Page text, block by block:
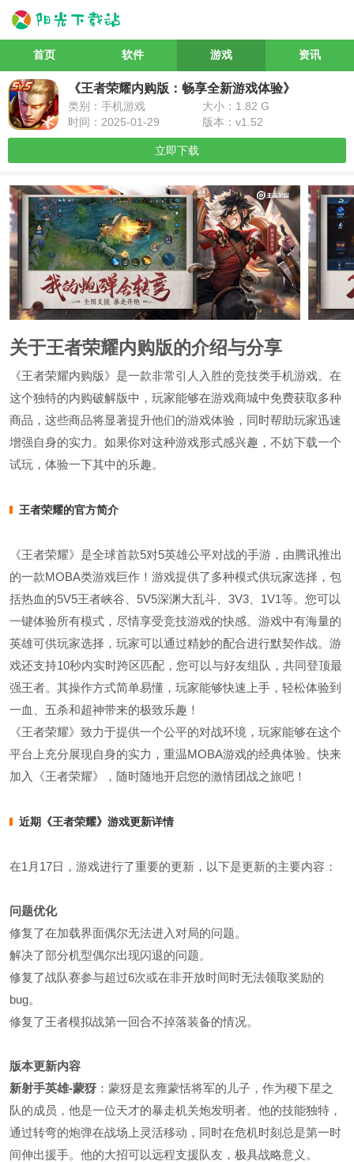
首页 软件 游戏 资讯
《王者荣耀内购版：畅享全新游戏体验》
类别：手机游戏
大小：1.82 G
时间：2025-01-29
版本：v1.52
立即下载
关于王者荣耀内购版的介绍与分享
《王者荣耀内购版》是一款非常引人入胜的竞技类手机游戏。在
这个独特的内购破解版中，玩家能够在游戏商城中免费获取多种
商品，这些商品将显著提升他们的游戏体验，同时帮助玩家迅速
增强自身的实力。如果你对这种游戏形式感兴趣，不妨下载一个
试玩，体验一下其中的乐趣。
王者荣耀的官方简介
《王者荣耀》是全球首款5对5英雄公平对战的手游，由腾讯推出
的一款MOBA类游戏巨作！游戏提供了多种模式供玩家选择，包
括热血的5V5王者峡谷、5V5深渊大乱斗、3V3、1V1等。您可以
一键体验所有模式，尽情享受竞技游戏的快感。游戏中有海量的
英雄可供玩家选择，玩家可以通过精妙的配合进行默契作战。游
戏还支持10秒内实时跨区匹配，您可以与好友组队，共同登顶最
强王者。其操作方式简单易懂，玩家能够快速上手，轻松体验到
一血、五杀和超神带来的极致乐趣！
《王者荣耀》致力于提供一个公平的对战环境，玩家能够在这个
平台上充分展现自身的实力，重温MOBA游戏的经典体验。快来
加入《王者荣耀》，随时随地开启您的激情团战之旅吧！
近期《王者荣耀》游戏更新详情
在1月17日，游戏进行了重要的更新，以下是更新的主要内容：
问题优化
修复了在加载界面偶尔无法进入对局的问题。
解决了部分机型偶尔出现闪退的问题。
修复了战队赛参与超过6次或在非开放时间时无法领取奖励的
bug。
修复了王者模拟战第一回合不掉落装备的情况。
版本更新内容
新射手英雄-蒙犽 ：蒙犽是玄雍蒙恬将军的儿子，作为稷下星之
队的成员，他是一位天才的暴走机关炮发明者。他的技能独特，
通过转弯的炮弹在战场上灵活移动，同时在危机时刻总是第一时
间伸出援手。他的大招可以远程支援队友，极具战略意义。